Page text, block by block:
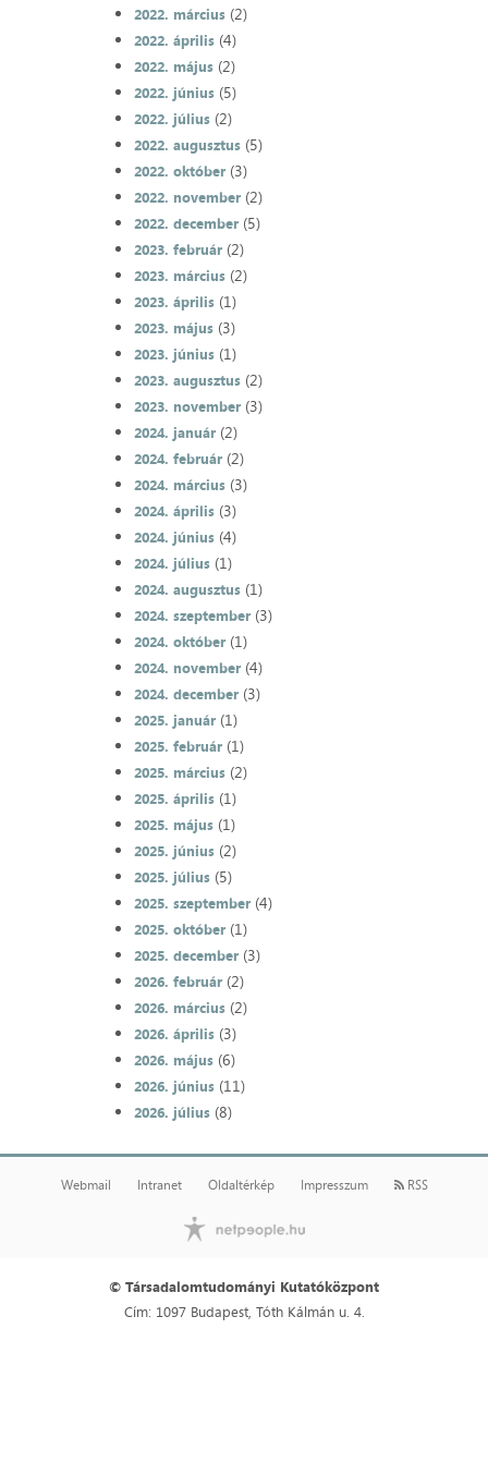
2022. március(2)
2022. április(4)
2022. május(2)
2022. június(5)
2022. július(2)
2022. augusztus(5)
2022. október(3)
2022. november(2)
2022. december(5)
2023. február(2)
2023. március(2)
2023. április(1)
2023. május(3)
2023. június(1)
2023. augusztus(2)
2023. november(3)
2024. január(2)
2024. február(2)
2024. március(3)
2024. április(3)
2024. június(4)
2024. július(1)
2024. augusztus(1)
2024. szeptember(3)
2024. október(1)
2024. november(4)
2024. december(3)
2025. január(1)
2025. február(1)
2025. március(2)
2025. április(1)
2025. május(1)
2025. június(2)
2025. július(5)
2025. szeptember(4)
2025. október(1)
2025. december(3)
2026. február(2)
2026. március(2)
2026. április(3)
2026. május(6)
2026. június(11)
2026. július(8)
Webmail Intranet Oldaltérkép Impresszum RSS
© Társadalomtudományi Kutatóközpont
Cím: 1097 Budapest, Tóth Kálmán u. 4.